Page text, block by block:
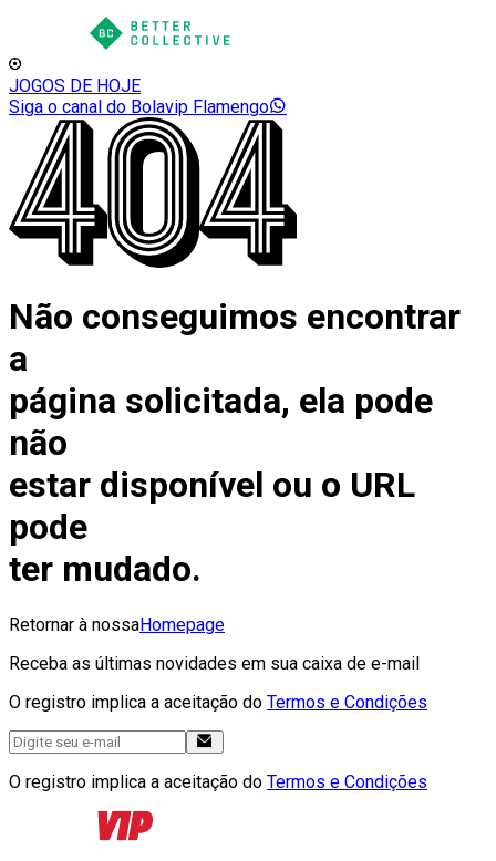
JOGOS DE HOJE
Siga o canal do Bolavip Flamengo
Não conseguimos encontrar
a
página solicitada, ela pode
não
estar disponível ou o URL
pode
ter mudado.
Retornar à nossaHomepage
Receba as últimas novidades em sua caixa de e-mail
O registro implica a aceitação do Termos e Condições
O registro implica a aceitação do Termos e Condições